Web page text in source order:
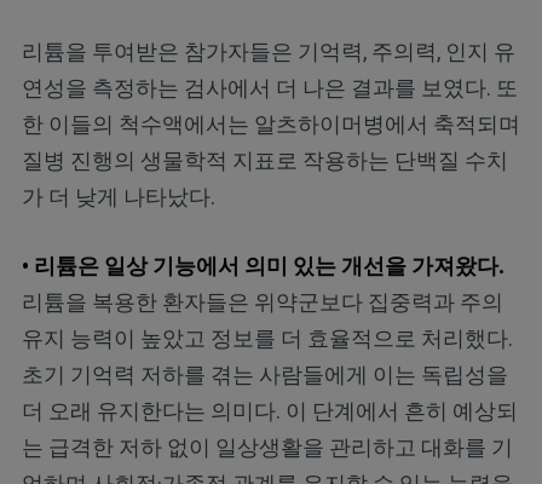
리튬을 투여받은 참가자들은 기억력, 주의력, 인지 유
연성을 측정하는 검사에서 더 나은 결과를 보였다. 또
한 이들의 척수액에서는 알츠하이머병에서 축적되며
질병 진행의 생물학적 지표로 작용하는 단백질 수치
가 더 낮게 나타났다.
• 리튬은 일상 기능에서 의미 있는 개선을 가져왔다.
리튬을 복용한 환자들은 위약군보다 집중력과 주의
유지 능력이 높았고 정보를 더 효율적으로 처리했다.
초기 기억력 저하를 겪는 사람들에게 이는 독립성을
더 오래 유지한다는 의미다. 이 단계에서 흔히 예상되
는 급격한 저하 없이 일상생활을 관리하고 대화를 기